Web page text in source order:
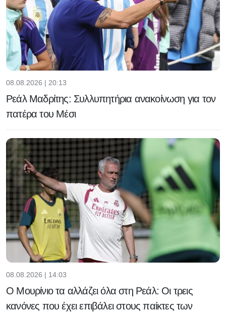
08.08.2026 | 20:13
Ρεάλ Μαδρίτης: Συλλυπητήρια ανακοίνωση για τον
πατέρα του Μέσι
08.08.2026 | 14:03
Ο Μουρίνιο τα αλλάζει όλα στη Ρεάλ: Οι τρεις
κανόνες που έχει επιβάλει στους παίκτες των